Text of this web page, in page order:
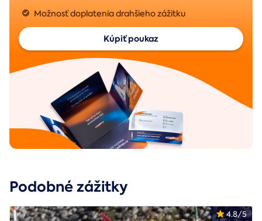
Možnosť doplatenia drahšieho zážitku
Kúpiť poukaz
Podobné zážitky
4.8/5